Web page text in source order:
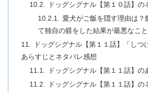
ドッグシグナル【第１０話】の
愛犬がご飯を隠す理由は？
て独自の躾をした結果が最悪なこと
ドッグシグナル【第１１話】「しつ
あらすじとネタバレ感想
ドッグシグナル【第１１話】の
ドッグシグナル【第１１話】の